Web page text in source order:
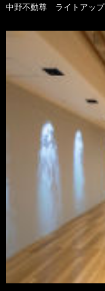
中野不動尊 ライトアップ